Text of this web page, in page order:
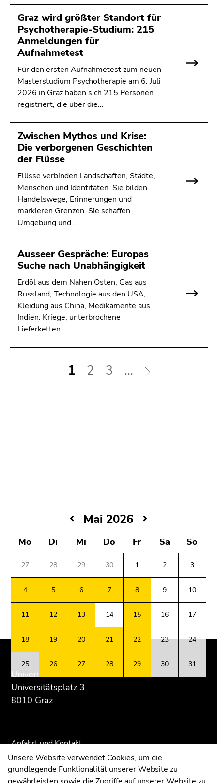
Montag,
4.
Mai
2026
Dienstag,
Mai
6.
2026
Donnerstag,
7.
Mai
8.
2026
Montag,
Mai 2026
Mo Di Mi Do Fr Sa So
27 28 29 30 1 2 3
4 5 6 7 8 9 10
11 12 13 14 15 16 17
18 19 20 21 22 23 24
25 26 27 28 29 30 31
Beginn
des
Unternavigation:
Ende
dieses
Zur
Seitenbereiche
Graz wird größter Standort für
Psychotherapie-Studium: 215
Anmeldungen für
Aufnahmetest
Für den ersten Aufnahmetest zum neuen
Masterstudium Psychotherapie am 6. Juli
2026 in Graz haben sich 215 Personen
registriert, die über die…
Zwischen Mythos und Krise:
Die verborgenen Geschichten
der Flüsse
Flüsse verbinden Landschaften, Städte,
Menschen und Identitäten. Sie bilden
Handelswege, Erinnerungen und
markieren Grenzen. Sie schaffen
Umgebung und…
Ausseer Gespräche: Europas
Suche nach Unabhängigkeit
Erdöl aus dem Nahen Osten, Gas aus
Russland, Technologie aus den USA,
Kleidung aus China, Medikamente aus
Indien: Kriege, unterbrochene
Lieferketten…
1 2 3 ...
Beginn
Seitenbereichs:
Zusatzinformationen:
Universität Graz
Universitätsplatz 3
8010 Graz
Anfahrt und Kontakt
Kommunikation und Öffentlichkeitsarbeit
Moodle
Ende
dieses
Seitenbereichs.
Zur
Übersicht
Seitenbereiche
Ende
dieses
Seitenbereichs.
Zur
Übersicht
Seitenbereiche
Unsere Website verwendet Cookies, um die
grundlegende Funktionalität unserer Website zu